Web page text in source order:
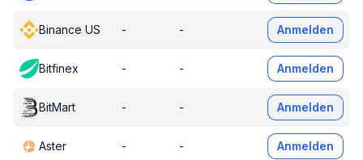
Binance US - - Anmelden
Bitfinex - - Anmelden
BitMart - - Anmelden
Aster - - Anmelden